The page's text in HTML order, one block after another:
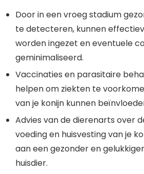
Door in een vroeg stadium
te detecteren, kunnen
worden ingezet en eventuele
geminimaliseerd.
Vaccinaties en parasitaire
helpen om ziekten te
van je konijn kunnen
Advies van de dierenarts over
voeding en huisvesting van je
aan een gezonder en
huisdier.